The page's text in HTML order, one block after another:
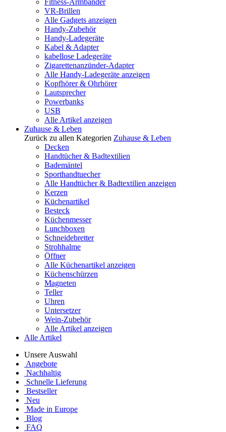
Fitness-Armbänder
VR-Brillen
Alle Gadgets anzeigen
Handy-Zubehör
Handy-Ladegeräte
Kabel & Adapter
kabellose Ladegeräte
Zigarettenanzünder-Adapter
Alle Handy-Ladegeräte anzeigen
Kopfhörer & Ohrhörer
Lautsprecher
Powerbanks
USB
Alle Artikel anzeigen
Zuhause & Leben
Zurück zu allen Kategorien Zuhause & Leben
Decken
Handtücher & Badtextilien
Bademäntel
Sporthandtuecher
Alle Handtücher & Badtextilien anzeigen
Kerzen
Küchenartikel
Besteck
Küchenmesser
Lunchboxen
Schneidebretter
Strohhalme
Öffner
Alle Küchenartikel anzeigen
Küchenschürzen
Magneten
Teller
Uhren
Untersetzer
Wein-Zubehör
Alle Artikel anzeigen
Alle Artikel
Unsere Auswahl
Angebote
Nachhaltig
Schnelle Lieferung
Bestseller
Neu
Made in Europe
Blog
FAQ